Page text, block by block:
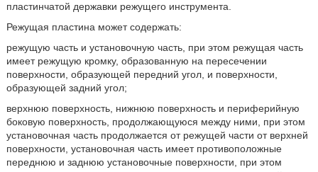
пластинчатой державки режущего инструмента.
Режущая пластина может содержать:
режущую часть и установочную часть, при этом режущая часть
имеет режущую кромку, образованную на пересечении
поверхности, образующей передний угол, и поверхности,
образующей задний угол;
верхнюю поверхность, нижнюю поверхность и периферийную
боковую поверхность, продолжающуюся между ними, при этом
установочная часть продолжается от режущей части от верхней
поверхности, установочная часть имеет противоположные
переднюю и заднюю установочные поверхности, при этом